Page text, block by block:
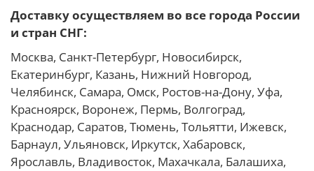
Доставку осуществляем во все города России
и стран СНГ:
Москва, Санкт-Петербург, Новосибирск,
Екатеринбург, Казань, Нижний Новгород,
Челябинск, Самара, Омск, Ростов-на-Дону, Уфа,
Красноярск, Воронеж, Пермь, Волгоград,
Краснодар, Саратов, Тюмень, Тольятти, Ижевск,
Барнаул, Ульяновск, Иркутск, Хабаровск,
Ярославль, Владивосток, Махачкала, Балашиха,